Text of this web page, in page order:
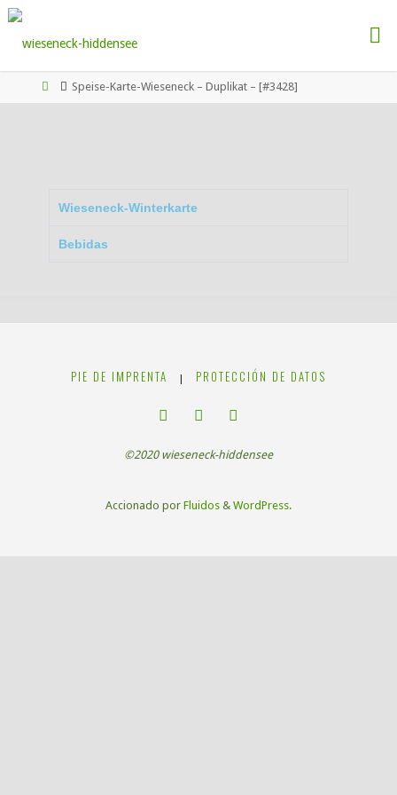
Speise-Karte-Wieseneck – Duplikat – [#3428]
Wieseneck-Winterkarte
Bebidas
PIE DE IMPRENTA | PROTECCIÓN DE DATOS
©2020 wieseneck-hiddensee
Accionado por Fluidos & WordPress.